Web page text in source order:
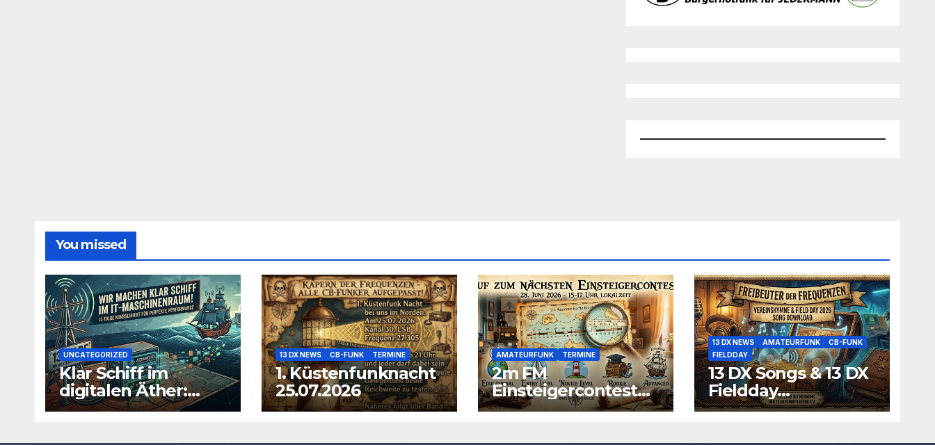
You missed
UNCATEGORIZED
Klar Schiff im
digitalen Äther:
Warum wir unsere
13 DX NEWS CB-FUNK TERMINE
1. Küstenfunknacht
25.07.2026
AMATEURFUNK TERMINE
2m FM
Einsteigercontest
am 28.06.2026
13 DX NEWS AMATEURFUNK
CB-FUNK
FIELDDAY
13 DX Songs & 13 DX
Fieldday
Funksprüche zum